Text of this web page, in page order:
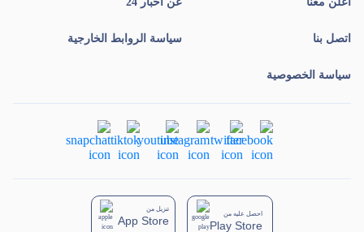
اتصل بنا سياسة الروابط الخارجية
سياسة الخصوصية
تنزيل من
App Store
احصل عليه من
Play Store